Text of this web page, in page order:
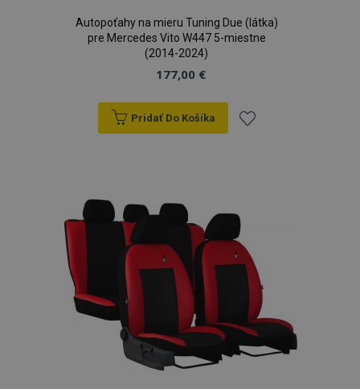
Autopoťahy na mieru Tuning Due (látka)
pre Mercedes Vito W447 5-miestne
(2014-2024)
177,00 €
Pridať Do Košíka
zoznamu
prianí